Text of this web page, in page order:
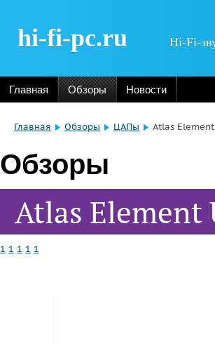
hi-fi-pc.ru Hi-Fi-
Главная Обзоры Новости
Главная Обзоры ЦАПы Atlas
Обзоры
Atlas Element
1 1 1 1 1